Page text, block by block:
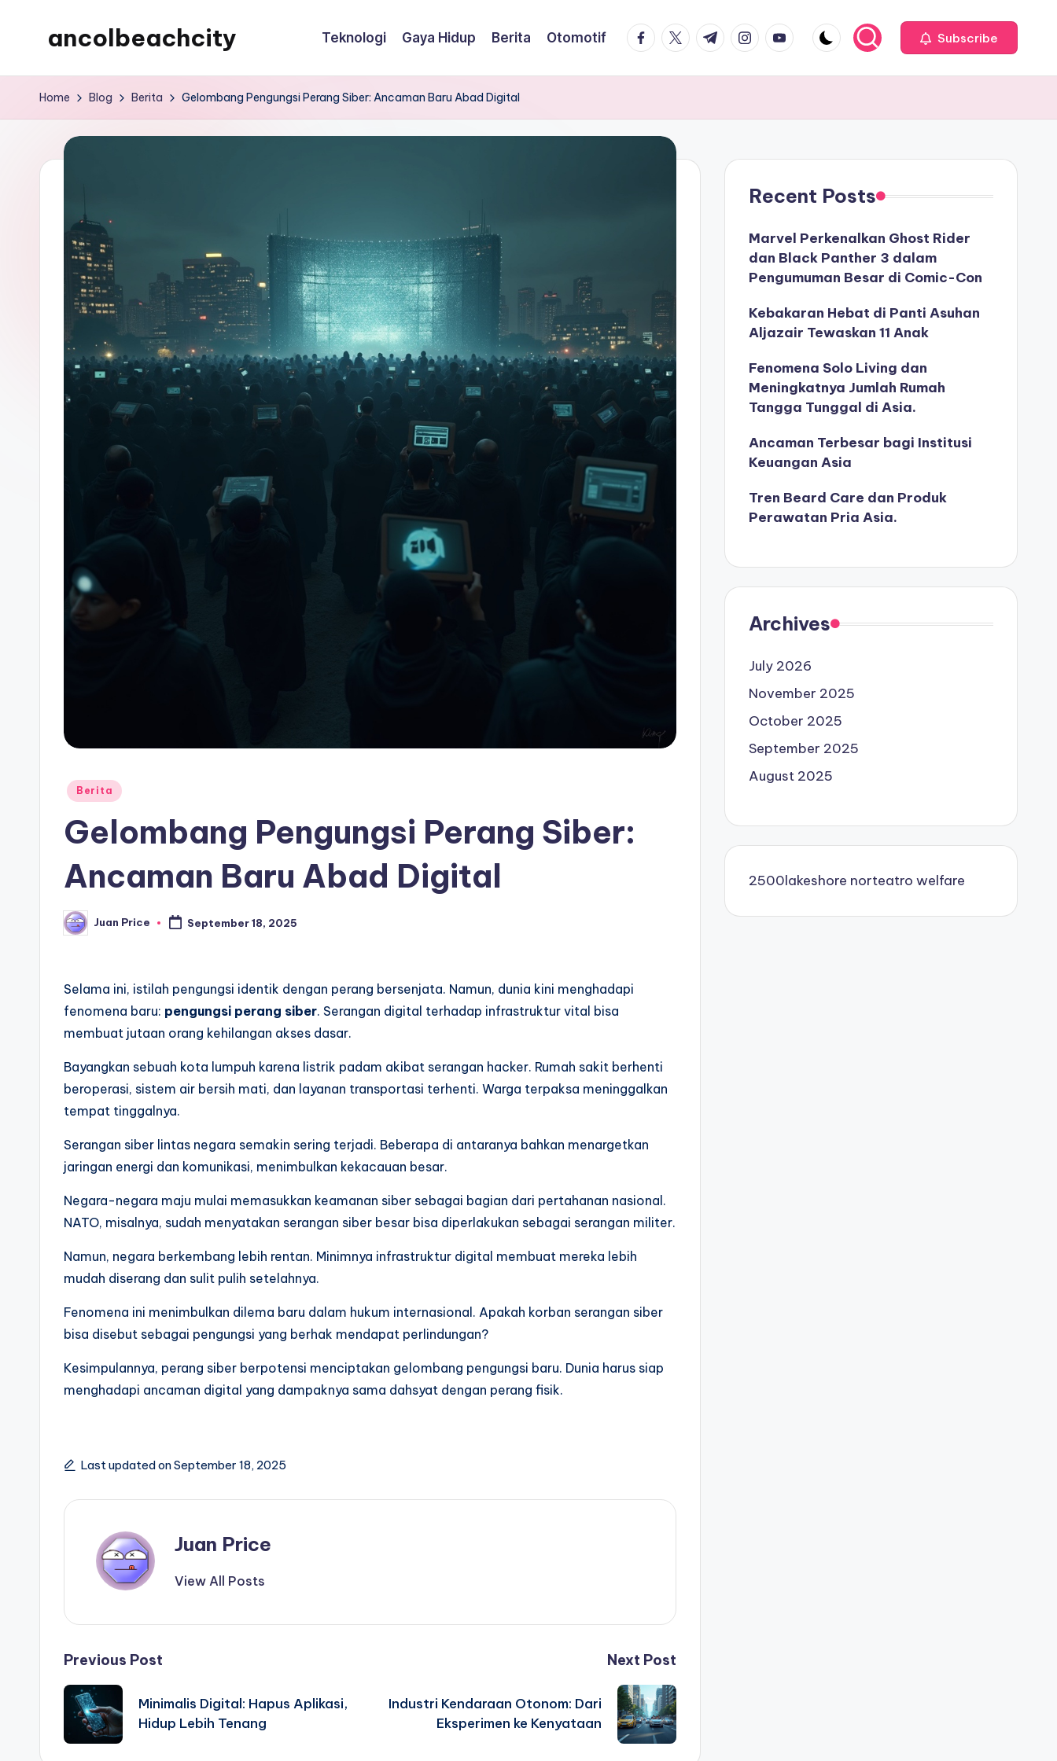
ancolbeachcity Teknologi Gaya Hidup Berita Otomotif facebook.com
twitter.com
t.me instagram.com
youtube.com Subscribe
Home Blog Berita Gelombang Pengungsi Perang Siber: Ancaman Baru Abad Digital
Posted
Berita
Gelombang Pengungsi Perang Siber:
Ancaman Baru Abad Digital
Posted
by
Juan Price September 18, 2025
Selama ini, istilah pengungsi identik dengan perang bersenjata. Namun, dunia kini menghadapi
fenomena baru: pengungsi perang siber. Serangan digital terhadap infrastruktur vital bisa
membuat jutaan orang kehilangan akses dasar.
Bayangkan sebuah kota lumpuh karena listrik padam akibat serangan hacker. Rumah sakit berhenti
beroperasi, sistem air bersih mati, dan layanan transportasi terhenti. Warga terpaksa meninggalkan
tempat tinggalnya.
Serangan siber lintas negara semakin sering terjadi. Beberapa di antaranya bahkan menargetkan
jaringan energi dan komunikasi, menimbulkan kekacauan besar.
Negara-negara maju mulai memasukkan keamanan siber sebagai bagian dari pertahanan nasional.
NATO, misalnya, sudah menyatakan serangan siber besar bisa diperlakukan sebagai serangan militer.
Namun, negara berkembang lebih rentan. Minimnya infrastruktur digital membuat mereka lebih
mudah diserang dan sulit pulih setelahnya.
Fenomena ini menimbulkan dilema baru dalam hukum internasional. Apakah korban serangan siber
bisa disebut sebagai pengungsi yang berhak mendapat perlindungan?
Kesimpulannya, perang siber berpotensi menciptakan gelombang pengungsi baru. Dunia harus siap
menghadapi ancaman digital yang dampaknya sama dahsyat dengan perang fisik.
Last updated on September 18, 2025
Juan Price
View All Posts
Post
navigation
Previous Post
Minimalis Digital: Hapus Aplikasi,
Hidup Lebih Tenang
Next Post
Industri Kendaraan Otonom: Dari
Eksperimen ke Kenyataan
Recent Posts
Marvel Perkenalkan Ghost Rider
dan Black Panther 3 dalam
Pengumuman Besar di Comic-Con
Kebakaran Hebat di Panti Asuhan
Aljazair Tewaskan 11 Anak
Fenomena Solo Living dan
Meningkatnya Jumlah Rumah
Tangga Tunggal di Asia.
Ancaman Terbesar bagi Institusi
Keuangan Asia
Tren Beard Care dan Produk
Perawatan Pria Asia.
Archives
July 2026
November 2025
October 2025
September 2025
August 2025
2500lakeshore norteatro welfare